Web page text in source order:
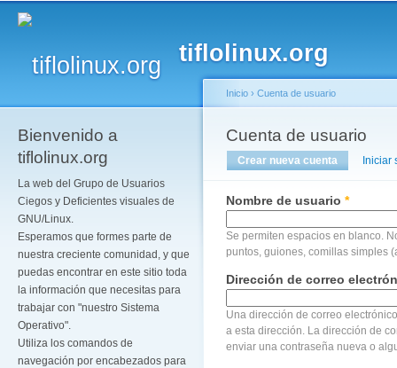
tiflolinux.org
Bienvenido a
tiflolinux.org
La web del Grupo de Usuarios
Ciegos y Deficientes visuales de
GNU/Linux.
Esperamos que formes parte de
nuestra creciente comunidad, y que
puedas encontrar en este sitio toda
la información que necesitas para
trabajar con "nuestro Sistema
Operativo".
Utiliza los comandos de
navegación por encabezados para
Se encuentra usted
Inicio › Cuenta de usuario
Cuenta de usuario
Solapas principales
Crear nueva cuenta (solapaIniciar
Nombre de usuario *
Se permiten espacios en blanco.
puntos, guiones, comillas simples
Dirección de correo
Una dirección de correo
a esta dirección. La dirección de
enviar una contraseña nueva o